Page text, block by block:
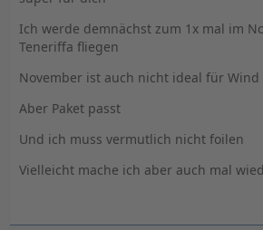
Ich werde demnächst zum 1x mal im
Teneriffa fliegen
November ist auch nicht ideal für Wind
Aber Paket passt
Und ich muss vermutlich nicht foilen
Vielleicht mache ich aber auch mal